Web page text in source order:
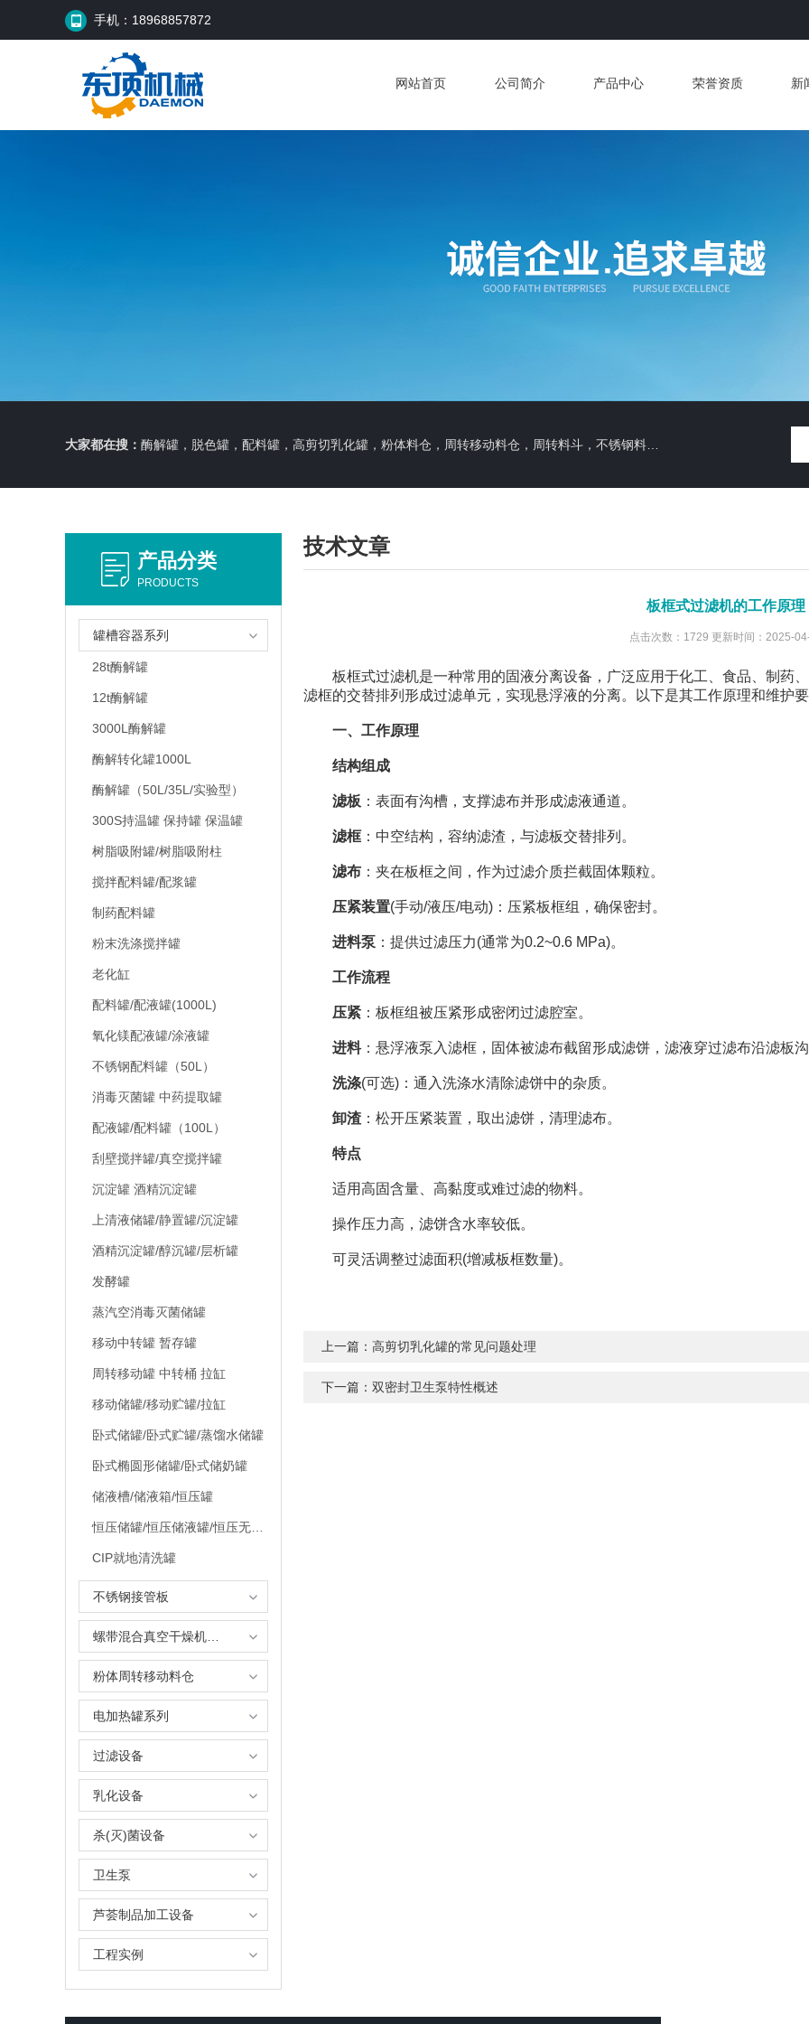
手机：18968857872
网站首页 公司简介 产品中心 荣誉资质 新
大家都在搜： 酶解罐，脱色罐，配料罐，高剪切乳化罐，粉体料仓，周转移动料仓，周转料斗，不锈钢料仓，立式真空干燥机，树脂吸附罐
产品分类
PRODUCTS
罐槽容器系列
28t酶解罐
12t酶解罐
3000L酶解罐
酶解转化罐1000L
酶解罐（50L/35L/实验型）
300S持温罐 保持罐 保温罐
树脂吸附罐/树脂吸附柱
搅拌配料罐/配浆罐
制药配料罐
粉末洗涤搅拌罐
老化缸
配料罐/配液罐(1000L)
氧化镁配液罐/涂液罐
不锈钢配料罐（50L）
消毒灭菌罐 中药提取罐
配液罐/配料罐（100L）
刮壁搅拌罐/真空搅拌罐
沉淀罐 酒精沉淀罐
上清液储罐/静置罐/沉淀罐
酒精沉淀罐/醇沉罐/层析罐
发酵罐
蒸汽空消毒灭菌储罐
移动中转罐 暂存罐
周转移动罐 中转桶 拉缸
移动储罐/移动贮罐/拉缸
卧式储罐/卧式贮罐/蒸馏水储罐
卧式椭圆形储罐/卧式储奶罐
储液槽/储液箱/恒压罐
CIP就地清洗罐
不锈钢接管板
粉体周转移动料仓
电加热罐系列
过滤设备
乳化设备
杀(灭)菌设备
卫生泵
芦荟制品加工设备
工程实例
技术文章
板框式过滤机的工作原理
点击次数：1729 更新时间：2025-
板框式过滤机是一种常用的固液分离设备，广泛应用于化工、食品、制药
滤框的交替排列形成过滤单元，实现悬浮液的分离。以下是其工作原理和维护
一、工作原理
结构组成
滤板 ：表面有沟槽，支撑滤布并形成滤液通道。
滤框：中空结构，容纳滤渣，与滤板交替排列。
滤布 ：夹在板框之间，作为过滤介质拦截固体颗粒。
压紧装置(手动/液压/电动)：压紧板框组，确保密封。
进料泵 ：提供过滤压力(通常为0.2~0.6 MPa)。
工作流程
压紧 ：板框组被压紧形成密闭过滤腔室。
进料：悬浮液泵入滤框，固体被滤布截留形成滤饼，滤液穿过滤布沿滤板
洗涤(可选)：通入洗涤水清除滤饼中的杂质。
卸渣 ：松开压紧装置，取出滤饼，清理滤布。
特点
适用高固含量、高黏度或难过滤的物料。
操作压力高，滤饼含水率较低。
可灵活调整过滤面积(增减板框数量)。
上一篇： 高剪切乳化罐的常见问题处理
下一篇： 双密封卫生泵特性概述